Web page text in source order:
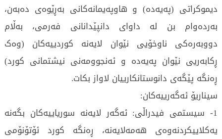
دیموکراتی (پەیەدە) و هاوپەیمانەکانی بەڕێوەی دەبەن،
بەردەوام بن لە داوای دانپێدانانی فەرمی، بەڵام
دووبەرەکی ناوخۆیی نێوان لایەنە کوردییەکان (وەک
ڕکابەریی نێوان پەیەدە و ئەنجوومەنی نیشتمانی کورد)
ڕەنگە پێگەی دانوستانکارییان لاواز بکات.
سیناریۆ ئەگەرییەکان:
1- سیستمی فیدراڵی: ئەگەر لایەنە سوریاییەکان بگەنە
یەکلاییکردنەوەی هەمەلایەنە، ڕەنگە کورد ئۆتۆنۆمی